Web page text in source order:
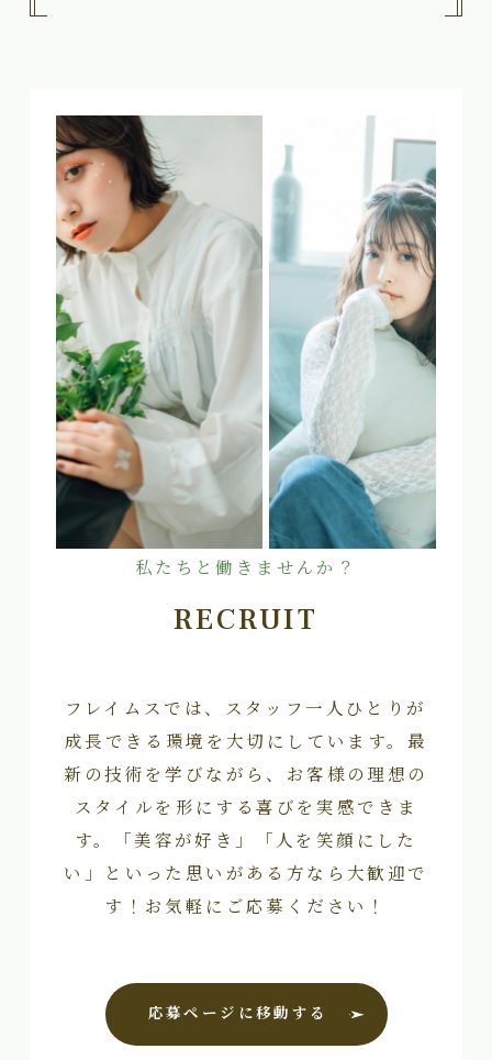
私たちと働きませんか？
RECRUIT
フレイムスでは、スタッフ一人ひとりが
成長できる環境を大切にしています。最
新の技術を学びながら、お客様の理想の
スタイルを形にする喜びを実感できま
す。「美容が好き」「人を笑顔にした
い」といった思いがある方なら大歓迎で
す！お気軽にご応募ください！
応募ページに移動する